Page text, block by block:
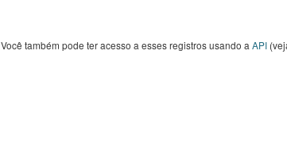
Você também pode ter acesso a esses registros usando a API